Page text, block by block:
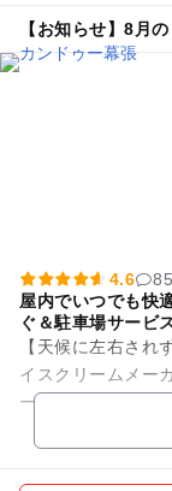
【お知らせ】8月
4.6
屋内でいつでも快
ぐ＆駐車場サービ
【天候に左右さ
イスクリームメー
ー、モデル、スペ
のあこがれの仕事